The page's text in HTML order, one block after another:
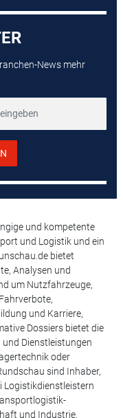
News mehr
und kompetente
und Logistik und ein
bietet
Analysen und
um Nutzfahrzeuge,
und Karriere,
Dossiers bietet die
Dienstleistungen
oder
sind Inhaber,
Logistikdienstleistern
und Industrie.